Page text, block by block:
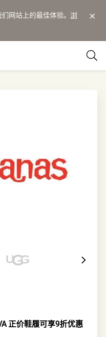
网站上的最佳体验。 浏
正价鞋履可享9折优惠